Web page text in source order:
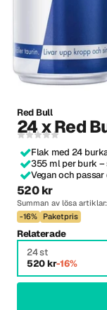
Red Bull
24 x Red
Flak med 24
355 ml per burk –
Vegan och
520 kr
Summan av lösa
-16%
Paketpris
Relaterade
24 st
520 kr-16%